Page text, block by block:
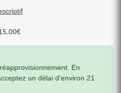
€
En
un délai d'environ 21